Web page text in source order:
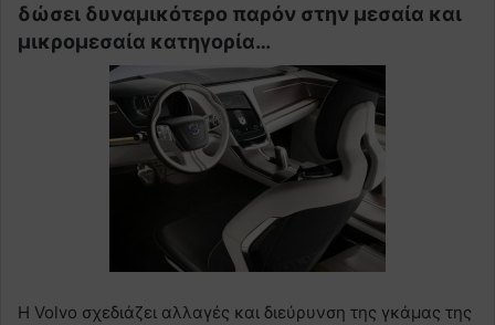
δώσει δυναμικότερο παρόν στην μεσαία και
μικρομεσαία κατηγορία…
H Volvo σχεδιάζει αλλαγές και διεύρυνση της γκάμας της